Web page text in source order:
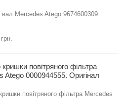
Mercedes Atego 9674600309.
кришки повітряного фільтра
Atego 0000944555. Оригінал
повітряного фільтра Mercedes